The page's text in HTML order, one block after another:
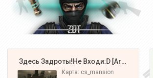
️ Здесь Задроты!Не Входи:D [Army#1]
Карта: cs_mansion